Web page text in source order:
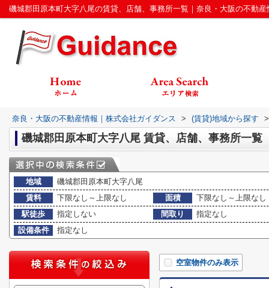
磯城郡田原本町大字八尾の賃貸、店舗、事務所一覧｜奈良・大阪の不動
奈良・大阪の不動産情報｜株式会社ガイダンス > (賃貸)地域から探す >
磯城郡田原本町大字八尾 賃貸、店舗、事務所一覧
地域
磯城郡田原本町大字八尾
賃料
下限なし～上限なし 面積
下限なし～上限なし
駅徒歩
指定しない 間取り
指定なし
設備条件
指定なし
空室物件のみ表示